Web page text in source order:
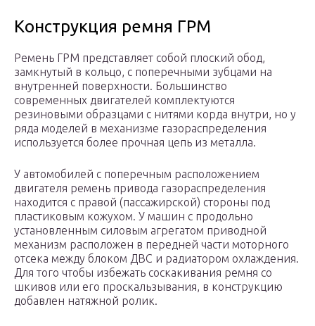
Конструкция ремня ГРМ
Ремень ГРМ представляет собой плоский обод,
замкнутый в кольцо, с поперечными зубцами на
внутренней поверхности. Большинство
современных двигателей комплектуются
резиновыми образцами с нитями корда внутри, но у
ряда моделей в механизме газораспределения
используется более прочная цепь из металла.
У автомобилей с поперечным расположением
двигателя ремень привода газораспределения
находится с правой (пассажирской) стороны под
пластиковым кожухом. У машин с продольно
установленным силовым агрегатом приводной
механизм расположен в передней части моторного
отсека между блоком ДВС и радиатором охлаждения.
Для того чтобы избежать соскакивания ремня со
шкивов или его проскальзывания, в конструкцию
добавлен натяжной ролик.